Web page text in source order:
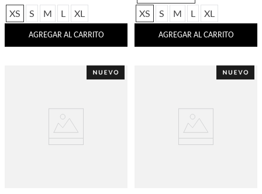
XS S M L XL
AGREGAR AL CARRITO
XS S M L XL
AGREGAR AL CARRITO